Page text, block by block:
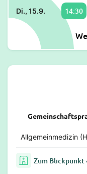
Di., 15.9. 14:30
Allgemeinmedizin
Zum Blickpunkt